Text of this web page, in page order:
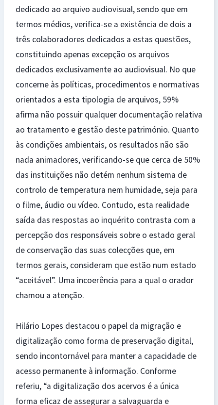
dedicado ao arquivo audiovisual, sendo que em
termos médios, verifica-se a existência de dois a
três colaboradores dedicados a estas questões,
constituindo apenas excepção os arquivos
dedicados exclusivamente ao audiovisual. No que
concerne às políticas, procedimentos e normativas
orientados a esta tipologia de arquivos, 59%
afirma não possuir qualquer documentação relativa
ao tratamento e gestão deste património. Quanto
às condições ambientais, os resultados não são
nada animadores, verificando-se que cerca de 50%
das instituições não detém nenhum sistema de
controlo de temperatura nem humidade, seja para
o filme, áudio ou vídeo. Contudo, esta realidade
saída das respostas ao inquérito contrasta com a
percepção dos responsáveis sobre o estado geral
de conservação das suas colecções que, em
termos gerais, consideram que estão num estado
“aceitável”. Uma incoerência para a qual o orador
chamou a atenção.
Hilário Lopes destacou o papel da migração e
digitalização como forma de preservação digital,
sendo incontornável para manter a capacidade de
acesso permanente à informação. Conforme
referiu, “a digitalização dos acervos é a única
forma eficaz de assegurar a salvaguarda e